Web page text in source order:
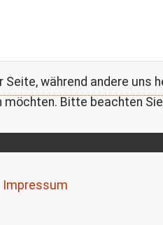
während andere uns
Bitte beachten
Impressum